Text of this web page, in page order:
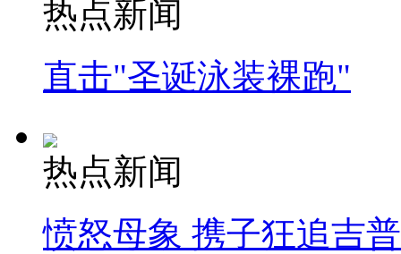
热点新闻
直击"圣诞泳装裸跑"
热点新闻
愤怒母象 携子狂追吉